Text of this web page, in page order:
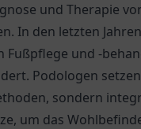
und Therapie
In den letzten
Fußpflege und -
Podologen
sondern
um das